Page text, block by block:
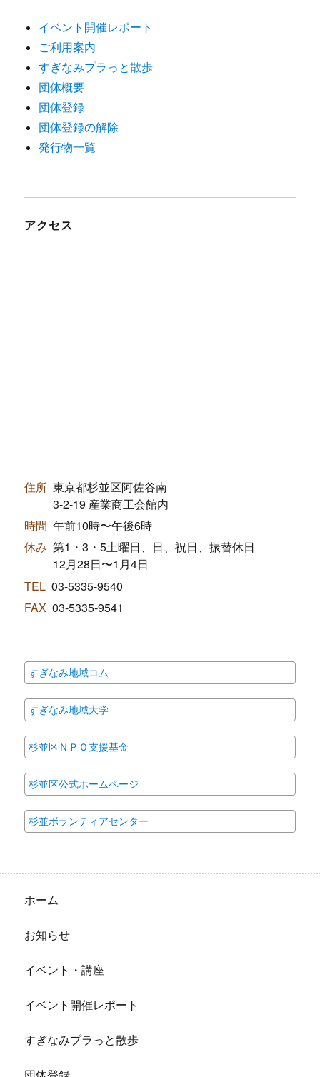
イベント開催レポート
ご利用案内
すぎなみプラっと散歩
団体概要
団体登録
団体登録の解除
発行物一覧
アクセス
住所 東京都杉並区阿佐谷南
3-2-19 産業商工会館内
時間 午前10時〜午後6時
休み 第1・3・5土曜日、日、祝日、振替休日
12月28日〜1月4日
TEL 03-5335-9540
FAX 03-5335-9541
すぎなみ地域コム
すぎなみ地域大学
杉並区ＮＰＯ支援基金
杉並区公式ホームページ
杉並ボランティアセンター
ホーム
お知らせ
イベント・講座
イベント開催レポート
すぎなみプラっと散歩